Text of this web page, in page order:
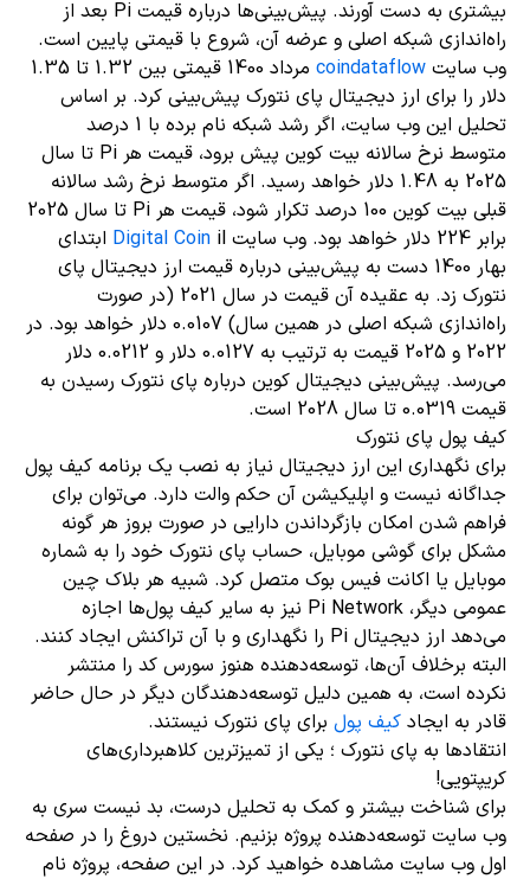
بیشتری به دست آورند. پیش‌بینی‌ها درباره قیمت Pi بعد از
راه‌اندازی شبکه اصلی و عرضه آن، شروع با قیمتی پایین است.
وب سایت coindataflow
مرداد 1400 قیمتی بین 1.32 تا 1.35
دلار را برای ارز دیجیتال پای نتورک پیش‌بینی کرد. بر اساس
تحلیل این وب سایت، اگر رشد شبکه نام برده با 1 درصد
متوسط نرخ سالانه بیت کوین پیش برود، قیمت هر Pi تا سال
2025 به 1.48 دلار خواهد رسید. اگر متوسط نرخ ​​رشد سالانه
قبلی بیت کوین 100 درصد تکرار شود، قیمت هر Pi تا سال 2025
برابر 224 دلار خواهد بود. وب سایت
Digital Coin il ابتدای
بهار 1400 دست به پیش‌بینی درباره قیمت ارز دیجیتال پای
نتورک زد. به عقیده آن قیمت در سال 2021 (در صورت
راه‌اندازی شبکه اصلی در همین سال) 0.0107 دلار خواهد بود. در
2022 و 2025 قیمت به ترتیب به 0.0127 دلار و 0.0212 دلار
می‌رسد. پیش‌بینی دیجیتال کوین درباره پای نتورک رسیدن به
قیمت 0.0319 تا سال 2028 است.
کیف پول پای نتورک
برای نگهداری این ارز دیجیتال نیاز به نصب یک برنامه کیف پول
جداگانه نیست و اپلیکیشن آن حکم والت دارد. می‌توان برای
فراهم شدن امکان بازگرداندن دارایی در صورت بروز هر گونه
مشکل برای گوشی موبایل، حساب پای نتورک خود را به شماره
موبایل یا اکانت فیس بوک متصل کرد. شبیه هر بلاک چین
عمومی دیگر، Pi Network نیز به سایر کیف پول‌ها اجازه
می‌دهد ارز دیجیتال Pi را نگهداری و با آن تراکنش ایجاد کنند.
البته برخلاف آن‌ها، توسعه‌دهنده هنوز سورس کد را منتشر
نکرده است، به همین دلیل توسعه‌دهندگان دیگر در حال حاضر
قادر به ایجاد کیف پول برای پای نتورک نیستند.
انتقادها به پای نتورک ؛ یکی از تمیزترین کلاهبرداری‌های
کریپتویی!
برای شناخت بیشتر و کمک به تحلیل درست، بد نیست سری به
وب سایت توسعه‌دهنده پروژه بزنیم. نخستین دروغ را در صفحه
اول وب سایت مشاهده خواهید کرد. در این صفحه، پروژه نام